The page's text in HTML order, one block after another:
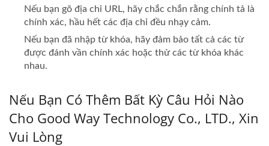
Nếu bạn gõ địa chỉ URL, hãy chắc chắn rằng chính tả là
chính xác, hầu hết các địa chỉ đều nhạy cảm.
Nếu bạn đã nhập từ khóa, hãy đảm bảo tất cả các từ
được đánh vần chính xác hoặc thử các từ khóa khác
nhau.
Nếu Bạn Có Thêm Bất Kỳ Câu Hỏi Nào
Cho Good Way Technology Co., LTD., Xin
Vui Lòng